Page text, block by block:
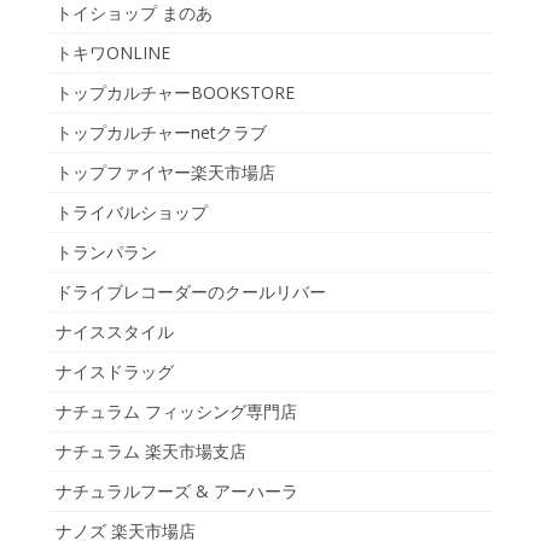
トイショップ まのあ
トキワONLINE
トップカルチャーBOOKSTORE
トップカルチャーnetクラブ
トップファイヤー楽天市場店
トライバルショップ
トランパラン
ドライブレコーダーのクールリバー
ナイススタイル
ナイスドラッグ
ナチュラム フィッシング専門店
ナチュラム 楽天市場支店
ナチュラルフーズ & アーハーラ
ナノズ 楽天市場店